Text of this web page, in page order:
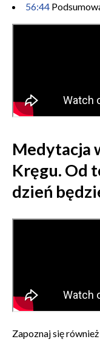
56:44
Medytacja
Kręgu. Od
dzień
Zapoznaj się